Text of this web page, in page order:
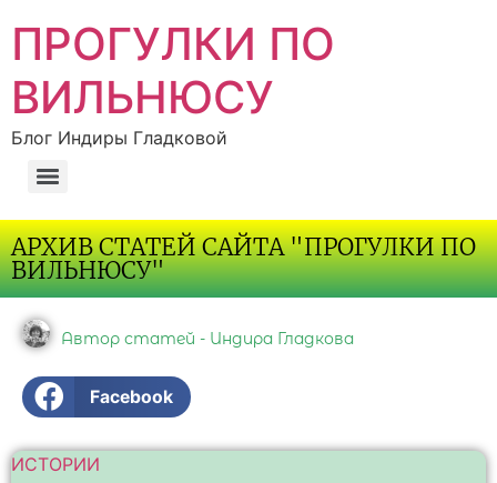
ПРОГУЛКИ ПО
ВИЛЬНЮСУ
Блог Индиры Гладковой
АРХИВ СТАТЕЙ САЙТА "ПРОГУЛКИ ПО
ВИЛЬНЮСУ"
Автор статей - Индира Гладкова
Facebook
ИСТОРИИ